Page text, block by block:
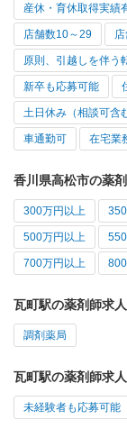
産休・育休取得実績
店舗数10～29
原則、引越しを伴う
新卒も応募可能
土日休み（相談可含
車通勤可 在宅業
香川県高松市の薬
300万円以上
500万円以上
700万円以上
瓦町駅の薬剤師求
調剤薬局
瓦町駅の薬剤師求
未経験者も応募可能